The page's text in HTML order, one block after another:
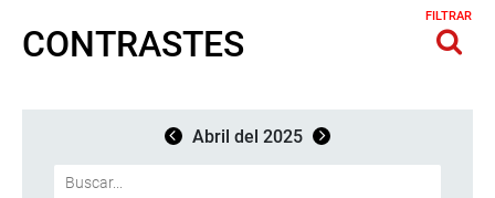
CONTRASTES
FILTRAR
Abril del 2025